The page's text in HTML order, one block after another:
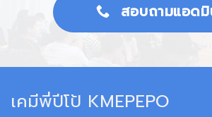
สอบถามแอด
เคมีพี่ปีโป้ KMEPEPO